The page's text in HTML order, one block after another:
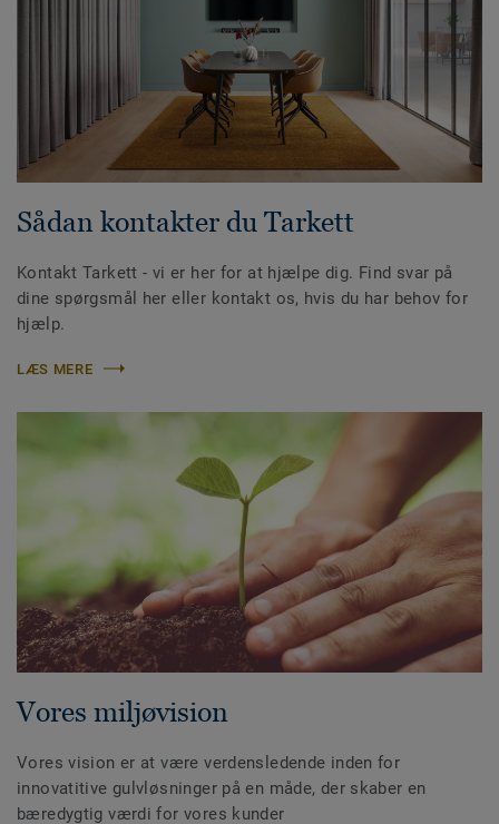
Sådan kontakter du Tarkett
Kontakt Tarkett - vi er her for at hjælpe dig. Find svar på
dine spørgsmål her eller kontakt os, hvis du har behov for
hjælp.
LÆS MERE
Vores miljøvision
Vores vision er at være verdensledende inden for
innovatitive gulvløsninger på en måde, der skaber en
bæredygtig værdi for vores kunder